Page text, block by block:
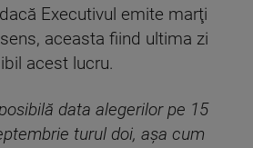
Executivul emite marţi
aceasta fiind ultima zi
acest lucru.
data alegerilor pe 15
turul doi, aşa cum